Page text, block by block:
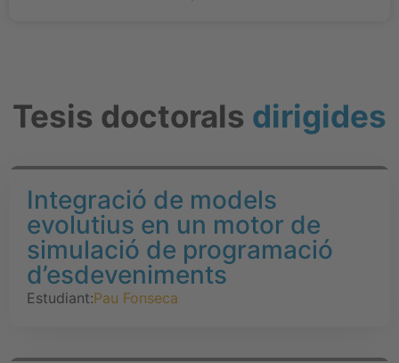
Tesis doctorals dirigides
Integració de models
evolutius en un motor de
simulació de programació
d’esdeveniments
Estudiant:Pau Fonseca